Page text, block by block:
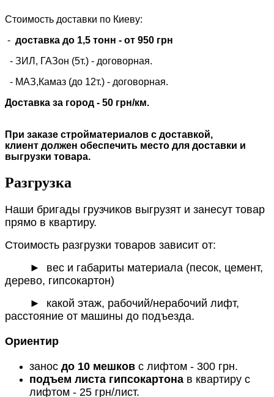
Стоимость доставки по Киеву:
- доставка до 1,5 тонн - от 950 грн
- ЗИЛ, ГАЗон (5т.) - договорная.
- МАЗ,Камаз (до 12т.) - договорная.
Доставка за город - 50 грн/км.
При заказе стройматериалов с доставкой,
клиент должен обеспечить место для доставки и
выгрузки товара.
Разгрузка
Наши бригады грузчиков выгрузят и занесут товар
прямо в квартиру.
Стоимость разгрузки товаров зависит от:
►
вес и габариты материала (песок, цемент,
дерево, гипсокартон)
► какой этаж, рабочий/нерабочий лифт,
расстояние от машины до подъезда.
Ориентир
занос до 10 мешков с лифтом - 300 грн.
подъем листа гипсокартона в квартиру с
лифтом - 25 грн/лист.